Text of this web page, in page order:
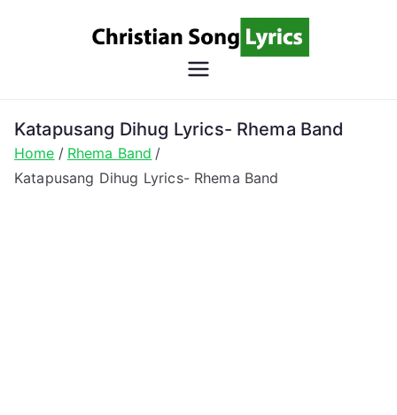
Song
Lyrics
Christian Lyrics Online!
Katapusang Dihug Lyrics- Rhema Band
Home
Rhema Band
Katapusang Dihug Lyrics- Rhema Band